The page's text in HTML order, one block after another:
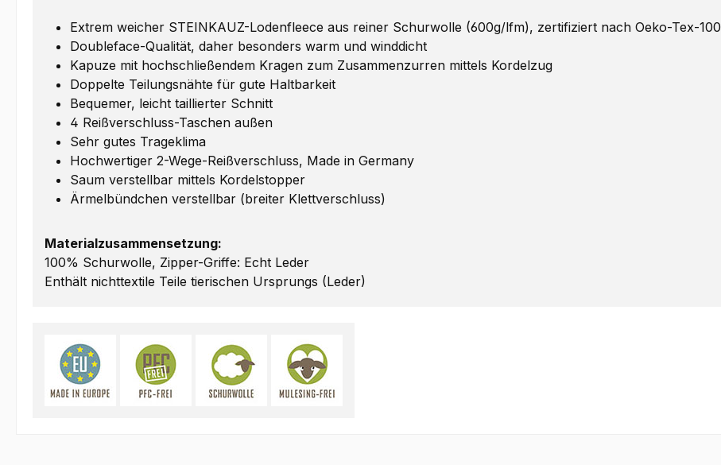
Extrem weicher STEINKAUZ-Lodenfleece aus reiner Schurwolle (600g/lfm), zertifiziert nach Oeko-Tex-100
Doubleface-Qualität, daher besonders warm und winddicht
Kapuze mit hochschließendem Kragen zum Zusammenzurren mittels Kordelzug
Doppelte Teilungsnähte für gute Haltbarkeit
Bequemer, leicht taillierter Schnitt
4 Reißverschluss-Taschen außen
Sehr gutes Trageklima
Hochwertiger 2-Wege-Reißverschluss, Made in Germany
Saum verstellbar mittels Kordelstopper
Ärmelbündchen verstellbar (breiter Klettverschluss)
Materialzusammensetzung:
100% Schurwolle, Zipper-Griffe: Echt Leder
Enthält nichttextile Teile tierischen Ursprungs (Leder)